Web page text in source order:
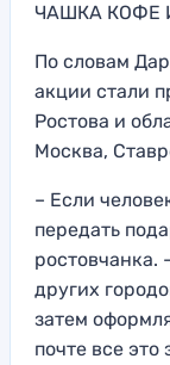
ЧАШКА КОФЕ
По словам
акции стали
Ростова и
Москва,
– Если
передать
других
затем
почте все